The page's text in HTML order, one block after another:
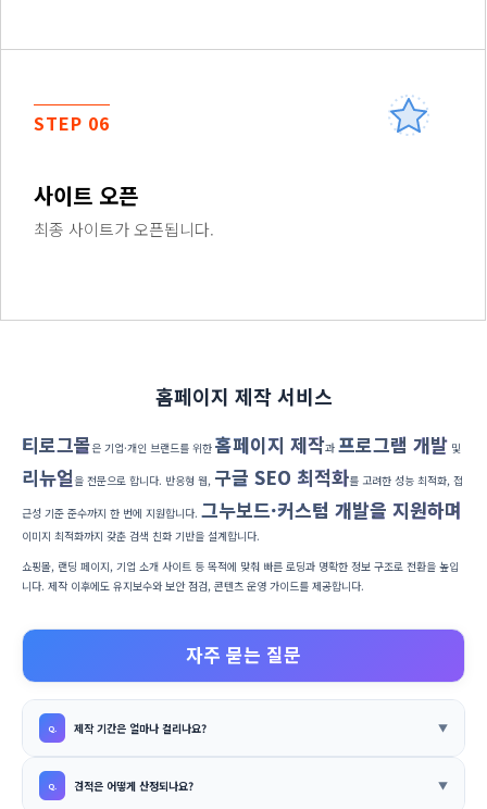
STEP 06
사이트 오픈
최종 사이트가 오픈됩니다.
홈페이지 제작 서비스
티로그몰은 기업·개인 브랜드를 위한 홈페이지 제작과 프로그램 개발 및
리뉴얼 을 전문으로 합니다. 반응형 웹, 구글 SEO 최적화를 고려한 성능 최적화, 접
근성 기준 준수까지 한 번에 지원합니다. 그누보드·커스텀 개발을 지원하며
이미지 최적화까지 갖춘 검색 친화 기반을 설계합니다.
쇼핑몰, 랜딩 페이지, 기업 소개 사이트 등 목적에 맞춰 빠른 로딩과 명확한 정보 구조로 전환을 높입
니다. 제작 이후에도 유지보수와 보안 점검, 콘텐츠 운영 가이드를 제공합니다.
자주 묻는 질문
제작 기간은 얼마나 걸리나요?
견적은 어떻게 산정되나요?